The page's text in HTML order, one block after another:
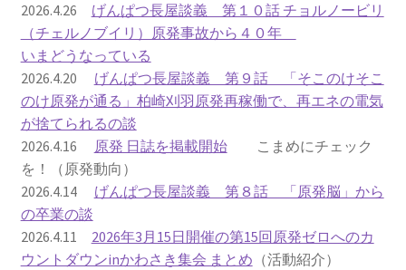
2024.10.13 映画「決断」上映と講演会を開催
2025.3.23第14回原発ゼロへのカウントダウンinかわさ
き集会開催
2026.3.15 第１５回原発ゼロへのカウントダウンinか
わさき集会開催
ギャラリー
ギャラリー_2023.3.12
2026.4.26 げんぱつ長屋談義 第１０話 チョルノービリ
（チェルノブイリ）原発事故から４０年
いまどうなっている
2026.4.20 げんぱつ長屋談義 第９話 「そこのけそこ
のけ原発が通る」柏崎刈羽原発再稼働で、再エネの電気
が捨てられるの談
2026.4.16 原発 日誌を掲載開始こまめにチェック
を！（原発動向）
2026.4.14 げんぱつ長屋談義 第８話 「原発脳」から
の卒業の談
2026.4.11 2026年3月15日開催の第15回原発ゼロへのカ
ウントダウンinかわさき集会 まとめ （活動紹介）